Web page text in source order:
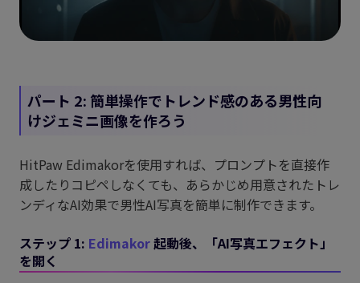
パート 2: 簡単操作でトレンド感のある男性向
けジェミニ画像を作ろう
HitPaw Edimakorを使用すれば、プロンプトを直接作
成したりコピペしなくても、あらかじめ用意されたトレ
ンディなAI効果で男性AI写真を簡単に制作できます。
ステップ 1: Edimakor起動後、「AI写真エフェクト」
を開く